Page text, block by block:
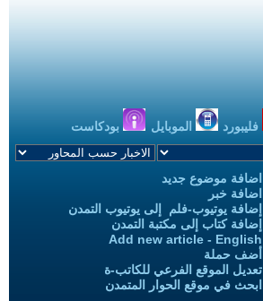
فليبورد الموبايل بودكاست
اضافة موضوع جديد
اضافة خبر
إضافة يوتيوب-فلم إلى يوتيوب التمدن
إضافة كتاب إلى مكتبة التمدن
Add new article - English
أضف حملة
تعديل الموقع الفرعي للكاتب-ة
ابحث في موقع الحوار المتمدن